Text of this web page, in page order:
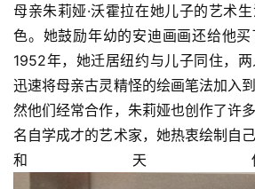
艺
坛
快
讯
书
法
征
母亲朱莉娅·沃霍拉在她儿子的艺术
色。她鼓励年幼的安迪画画还给他买
1952年，她迁居纽约与儿子同住，
迅速将母亲古灵精怪的绘画笔法加入
然他们经常合作，朱莉娅也创作了许
名自学成才的艺术家，她热衷绘制自
和天